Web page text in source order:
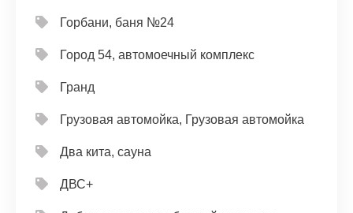
Горбани, баня №24
Город 54, автомоечный комплекс
Гранд
Грузовая автомойка, Грузовая автомойка
Два кита, сауна
ДВС+